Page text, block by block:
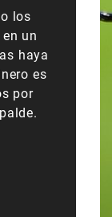
los
un
haya
es
por